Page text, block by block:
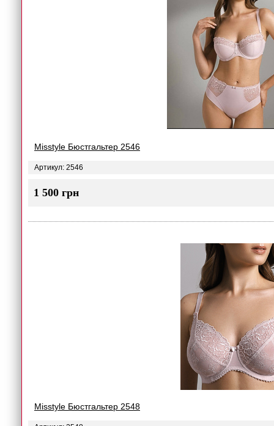
Misstyle Бюстгальтер 2546
Артикул: 2546
1 500 грн
Misstyle Бюстгальтер 2548